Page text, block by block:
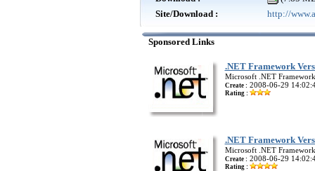
Site/Download :
http://
Sponsored Links
.NET Framework
Microsoft .NET
Create : 2008-06-29
Rating :
.NET Framework
Microsoft .NET
Create : 2008-06-29
Rating :